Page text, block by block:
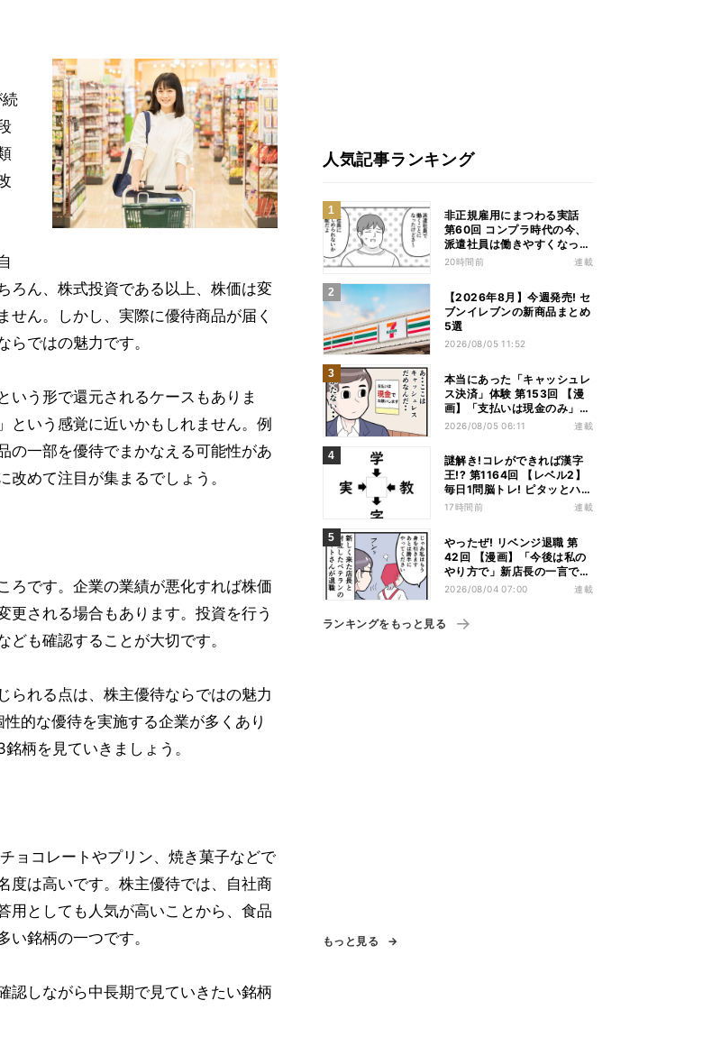
ろん、株式投資である以上、株価は変
ん。しかし、実際に優待商品が届く
ではの魅力です。
いう形で還元されるケースもありま
という感覚に近いかもしれません。例
の一部を優待でまかなえる可能性があ
めて注目が集まるでしょう。
ろです。企業の業績が悪化すれば株価
更される場合もあります。投資を行う
も確認することが大切です。
られる点は、株主優待ならではの魅力
的な優待を実施する企業が多くあり
柄を見ていきましょう。
ョコレートやプリン、焼き菓子などで
度は高いです。株主優待では、自社商
用としても人気が高いことから、食品
銘柄の一つです。
認しながら中長期で見ていきたい銘柄
人気記事ランキング
非正規雇用にまつわる実話
第60回 コンプラ時代の今、
派遣社員は働きやすくなっ
た?
20時間前 連載
【2026年8月】今週発売! セ
ブンイレブンの新商品まとめ
5選
2026/08/05 11:52
本当にあった「キャッシュレ
ス決済」体験 第153回 【漫
画】「支払いは現金のみ」と
分かっていたのに……会計で
2026/08/05 06:11 連載
謎解き!コレができれば漢字
王!? 第1164回 【レベル2】
毎日1問脳トレ! ピタッとハマ
る漢字はどれだ?
17時間前 連載
やったぜ! リベンジ退職 第
42回 【漫画】「今後は私の
やり方で」新店長の一言でベ
テラン退職→崩壊した現場
2026/08/04 07:00 連載
ランキングをもっと見る
もっと見る